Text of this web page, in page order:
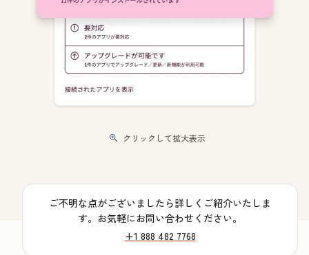
クリックして拡大表示
ご不明な点がございましたら詳しくご紹介いたしま
す。お気軽にお問い合わせください。
+1 888 482 7768